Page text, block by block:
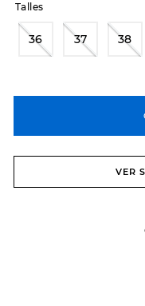
Talles
36 37 38
VER